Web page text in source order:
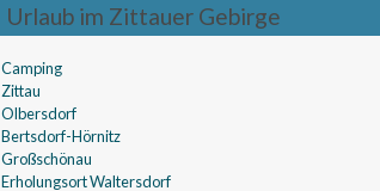
Urlaub im Zittauer Gebirge
Camping
Zittau
Olbersdorf
Bertsdorf-Hörnitz
Großschönau
Erholungsort Waltersdorf